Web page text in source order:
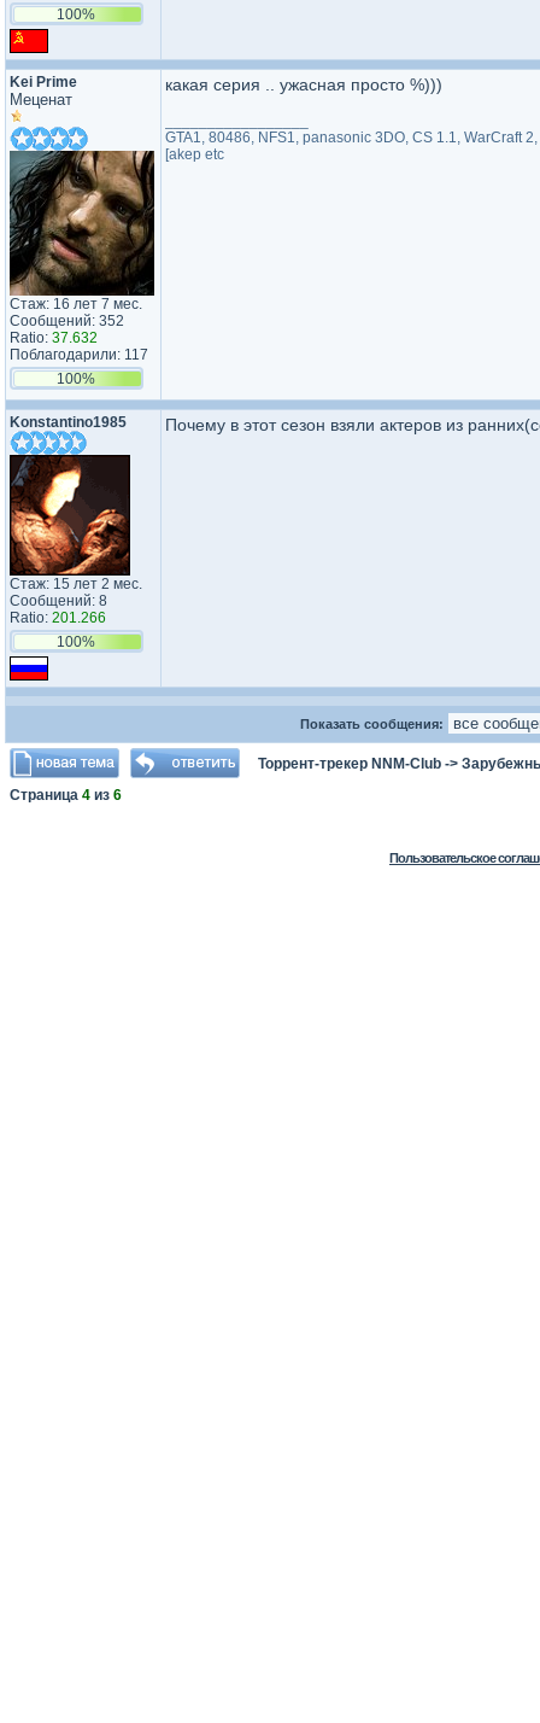
100%
Kei Prime
Меценат
Стаж: 16 лет 7 мес.
Сообщений: 352
Ratio: 37.632
Поблагодарили: 117
100%
какая серия .. ужасная просто %)))
GTA1, 80486, NFS1, panasonic 3DO, CS 1.1, WarCraft
[akep etc
Konstantino1985
Стаж: 15 лет 2 мес.
Сообщений: 8
Ratio: 201.266
100%
Почему в этот сезон взяли актеров из
Показать сообщения:
Торрент-трекер NNM-Club ->
Страница 4 из 6
Пользовательское